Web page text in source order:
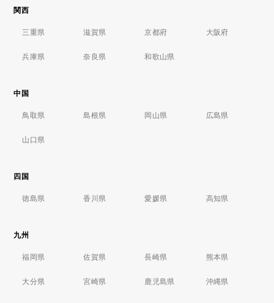
関西
三重県 滋賀県 京都府 大阪府
兵庫県 奈良県 和歌山県
中国
鳥取県 島根県 岡山県 広島県
山口県
四国
徳島県 香川県 愛媛県 高知県
九州
福岡県 佐賀県 長崎県 熊本県
大分県 宮崎県 鹿児島県 沖縄県